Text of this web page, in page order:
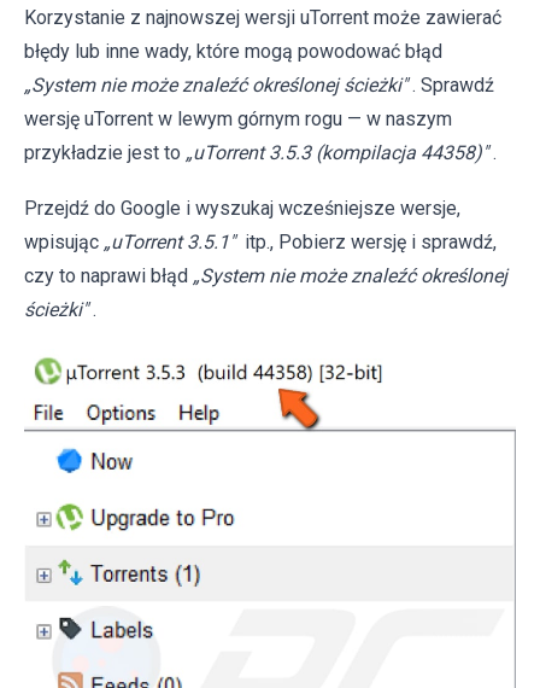
Korzystanie z najnowszej wersji uTorrent może zawierać
błędy lub inne wady, które mogą powodować błąd
„System nie może znaleźć określonej ścieżki" . Sprawdź
wersję uTorrent w lewym górnym rogu — w naszym
przykładzie jest to „uTorrent 3.5.3 (kompilacja 44358)" .
Przejdź do Google i wyszukaj wcześniejsze wersje,
wpisując „uTorrent 3.5.1" itp., Pobierz wersję i sprawdź,
czy to naprawi błąd „System nie może znaleźć określonej
ścieżki" .